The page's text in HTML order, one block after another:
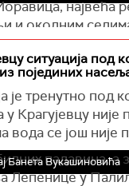
највећа
и околним
селу
а река која се
на то да је
оштећење.
нарасла,
у таквом стању
је 25
ситуација под
појединих
је тренутно под
у Крагујевцу
вода се још није
падавина, а
Лепенице у
Банета Вукашиновића